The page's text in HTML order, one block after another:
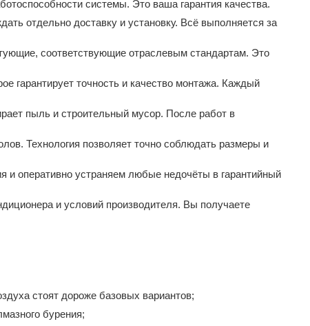
системы. Это ваша гарантия качества.
отдельно доставку и установку. Всё выполняется за
соответствующие отраслевым стандартам. Это
гарантирует точность и качество монтажа. Каждый
пыль и строительный мусор. После работ в
Технология позволяет точно соблюдать размеры и
и оперативно устраняем любые недочёты в гарантийный
и условий производителя. Вы получаете
стоят дороже базовых вариантов;
бурения;